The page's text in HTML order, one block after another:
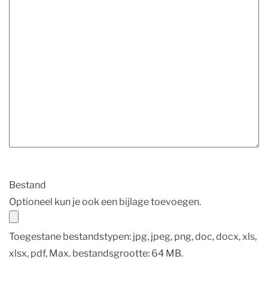
Bestand
Optioneel kun je ook een bijlage toevoegen.
Toegestane bestandstypen: jpg, jpeg, png, doc, docx, xls,
xlsx, pdf, Max. bestandsgrootte: 64 MB.